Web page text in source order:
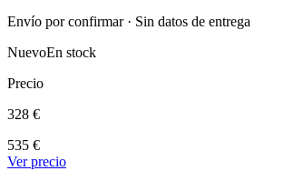
Envío por confirmar · Sin datos de entrega
NuevoEn stock
Precio
328 €
535 €
Ver precio